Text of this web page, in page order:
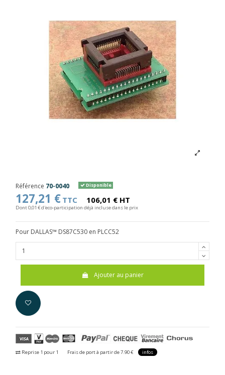
Référence 70-0040 Disponible
127,21 € TTC 106,01 € HT
Dont 0,01 € d'eco-participation déjà incluse dans le prix
Pour DALLAS™ DS87C530 en PLCC52
Ajouter au panier
Reprise 1 pour 1 Frais de port à partir de 7.90 € infos